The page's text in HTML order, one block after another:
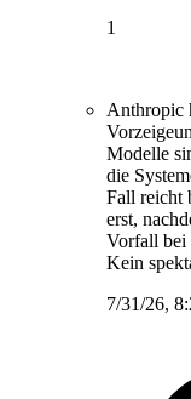
1
Anthropic
Modelle
die
Fall reicht
erst,
Vorfall bei
Kein
7/31/26,